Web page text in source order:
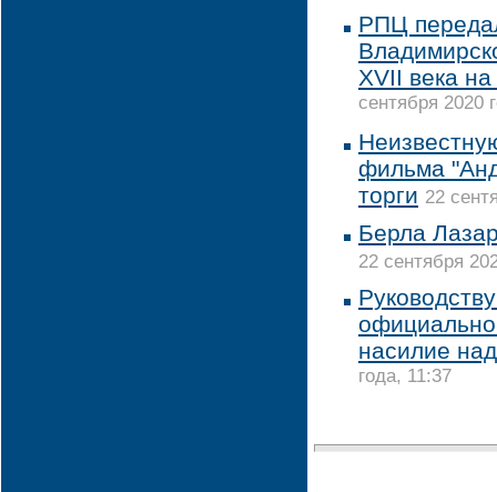
РПЦ
XVII века
сентября 2020
фильма
торги 22
Берла
22 сентября
насилие
года, 11:37